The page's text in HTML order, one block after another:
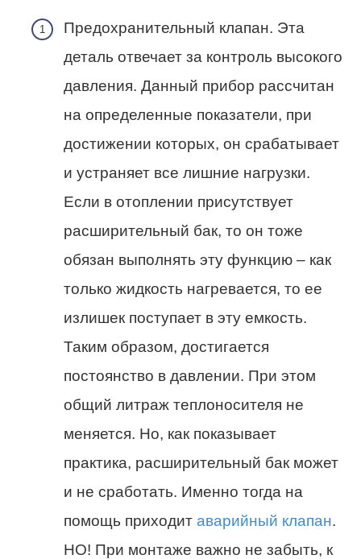
Предохранительный клапан. Эта
деталь отвечает за контроль высокого
давления. Данный прибор рассчитан
на определенные показатели, при
достижении которых, он срабатывает
и устраняет все лишние нагрузки.
Если в отоплении присутствует
расширительный бак, то он тоже
обязан выполнять эту функцию – как
только жидкость нагревается, то ее
излишек поступает в эту емкость.
Таким образом, достигается
постоянство в давлении. При этом
общий литраж теплоносителя не
меняется. Но, как показывает
практика, расширительный бак может
и не сработать. Именно тогда на
помощь приходит аварийный клапан.
НО! При монтаже важно не забыть, к